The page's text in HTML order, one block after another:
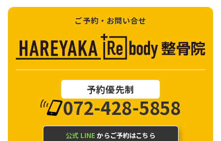
ご予約・お問い合せ
予約優先制
072-428-5858
公式 LINE からご予約はこちら